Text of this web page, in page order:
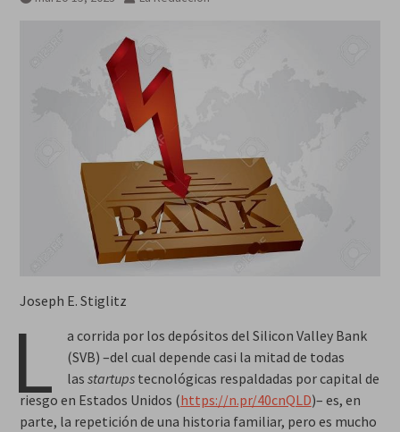
Joseph E. Stiglitz
L
a corrida por los depósitos del Silicon Valley Bank
(SVB) –del cual depende casi la mitad de todas
las startupstecnológicas respaldadas por capital de
riesgo en Estados Unidos (https://n.pr/40cnQLD)– es, en
parte, la repetición de una historia familiar, pero es mucho